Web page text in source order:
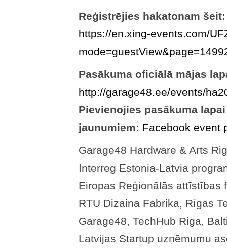
Reģistrējies hakatonam šeit:
https://en.xing-events.com/
Pasākuma oficiālā mājas
http://garage48.ee/events/
Pievienojies pasākuma
jaunumiem: Facebook event
Garage48 Hardware & Arts
Interreg Estonia-Latvia
Eiropas Reģionālās attīstības
RTU Dizaina Fabrika, Rīgas
Garage48, TechHub Riga,
Latvijas Startup uzņēmumu